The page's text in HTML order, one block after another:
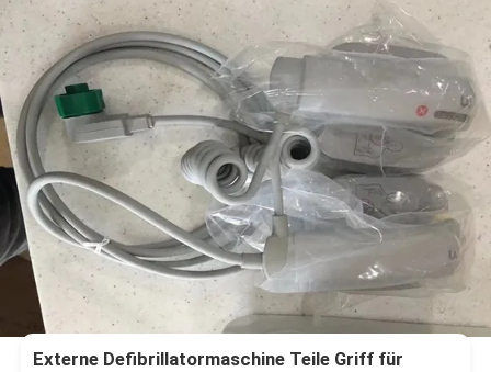
Externe Defibrillatormaschine Teile Griff für